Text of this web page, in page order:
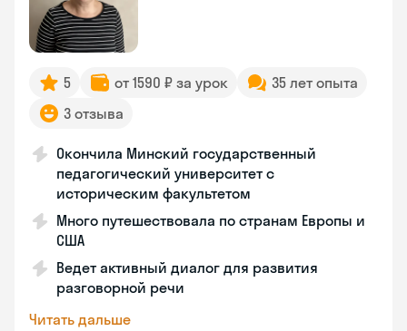
5 от 1590 ₽ за урок
35 лет опыта
3 отзыва
Окончила Минский государственный
педагогический университет с
историческим факультетом
Много путешествовала по странам Европы и
США
Ведет активный диалог для развития
разговорной речи
Читать дальше